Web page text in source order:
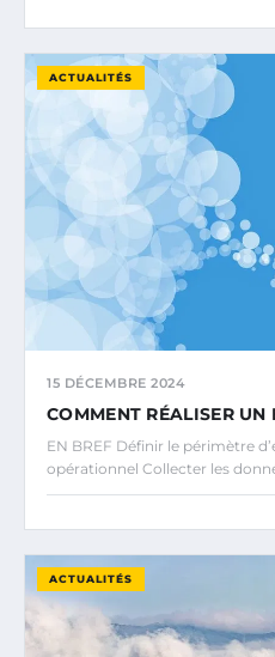
ACTUALITÉS
15 DÉCEMBRE 2024
COMMENT RÉALISER
EN BREF Définir le périmètre
opérationnel Collecter les
ACTUALITÉS